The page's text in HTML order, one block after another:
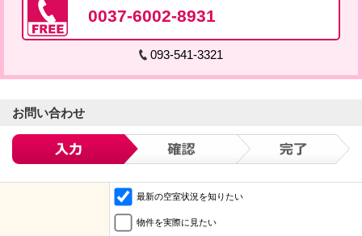
0037-6002-8931
093-541-3321
お問い合わせ
最新の空室状況を知りたい
物件を実際に見たい